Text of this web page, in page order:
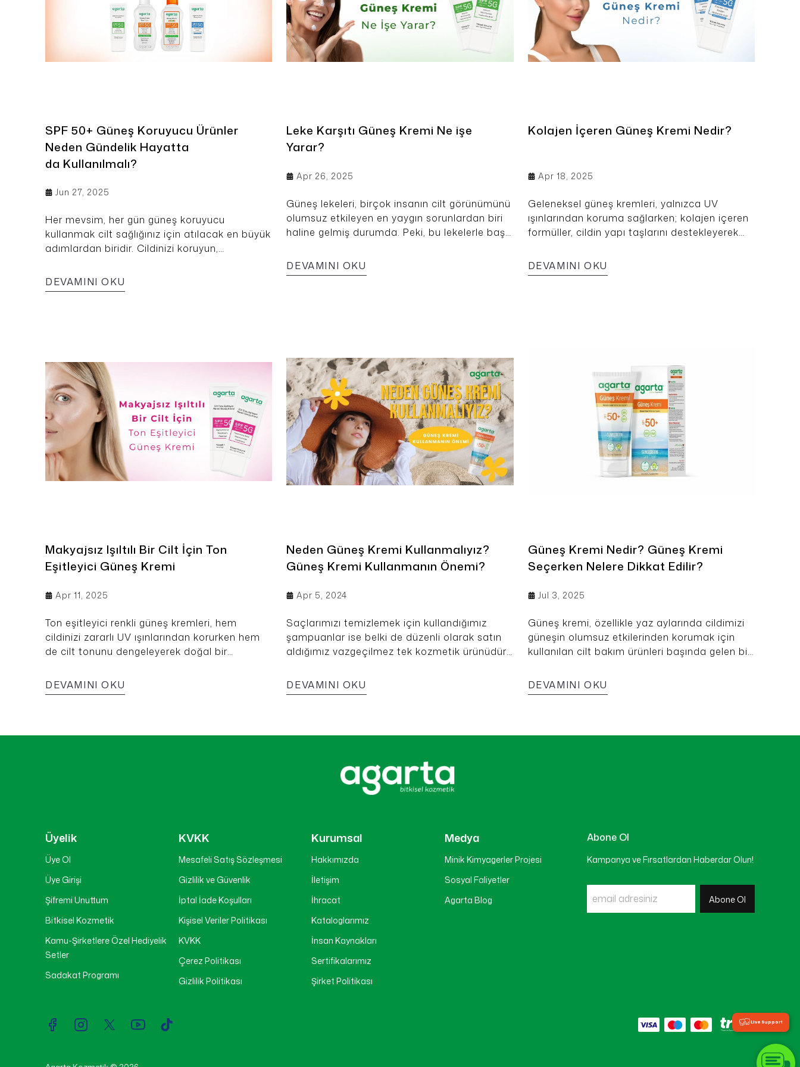
SPF 50+ Güneş Koruyucu Ürünler
Neden Gündelik Hayatta
da Kullanılmalı?
Jun 27, 2025
Her mevsim, her gün güneş koruyucu
kullanmak cilt sağlığınız için atılacak en büyük
adımlardan biridir. Cildinizi koruyun,
DEVAMINI OKU
Leke Karşıtı Güneş Kremi Ne işe
Yarar?
Apr 26, 2025
Güneş lekeleri, birçok insanın cilt görünümünü
olumsuz etkileyen en yaygın sorunlardan biri
haline gelmiş durumda. Peki, bu lekelerle başa
cevabı doğru içeriklere sahip cilt tipinizle
uyumlu bir leke karşıtı güneş kremi
DEVAMINI OKU
Kolajen İçeren Güneş Kremi Nedir?
Apr 18, 2025
Geleneksel güneş kremleri, yalnızca UV
ışınlarından koruma sağlarken; kolajen içeren
formüller, cildin yapı taşlarını destekleyerek
ürünler, özellikle yaşlanma karşıtı bakım
yapmak isteyen kullanıcılar için idealdir.
DEVAMINI OKU
Makyajsız Işıltılı Bir Cilt İçin Ton
Eşitleyici Güneş Kremi
Apr 11, 2025
Ton eşitleyici renkli güneş kremleri, hem
cildinizi zararlı UV ışınlarından korurken hem
de cilt tonunu dengeleyerek doğal bir
makyajdan kaçınmak isteyenlerin
vazgeçilmezi haline gelen bu çok bu ürün tek
DEVAMINI OKU
Neden Güneş Kremi Kullanmalıyız?
Güneş Kremi Kullanmanın Önemi?
Apr 5, 2024
Saçlarımızı temizlemek için kullandığımız
şampuanlar ise belki de düzenli olarak satın
aldığımız vazgeçilmez tek kozmetik ürünüdür.
ve temiz içeriklere sahip olması saç ve vücut
sağlığınız açısından oldukça önemlidir.
DEVAMINI OKU
Güneş Kremi Nedir? Güneş Kremi
Seçerken Nelere Dikkat Edilir?
Jul 3, 2025
Güneş kremi, özellikle yaz aylarında cildimizi
güneşin olumsuz etkilerinden korumak için
kullanılan cilt bakım ürünleri başında gelen bir
DEVAMINI OKU
Üyelik
Üye Ol
Üye Girişi
Şifremi Unuttum
Bitkisel Kozmetik
Kamu-Şirketlere Özel Hediyelik
Setler
Sadakat Programı
KVKK
Mesafeli Satış Sözleşmesi
Gizlilik ve Güvenlik
İptal İade Koşulları
Kişisel Veriler Politikası
KVKK
Çerez Politikası
Gizlilik Politikası
Kurumsal
Hakkımızda
İletişim
İhracat
Kataloglarımız
İnsan Kaynakları
Sertifikalarımız
Şirket Politikası
Medya
Minik Kimyagerler Projesi
Sosyal Faliyetler
Agarta Blog
Abone Ol
Kampanya ve Fırsatlardan Haberdar Olun!
Abone Ol
Live Support
gönderilmesine izin veriyorum.
Aydınlatma Metni'ni okudum.
Paylaştığım bilgilerin KVKK kapsamında
bilgilendirmeleri almayı kabul ediyorum.